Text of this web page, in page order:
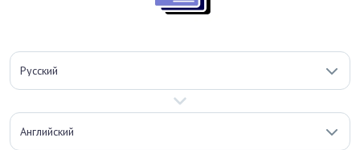
Русский
Английский